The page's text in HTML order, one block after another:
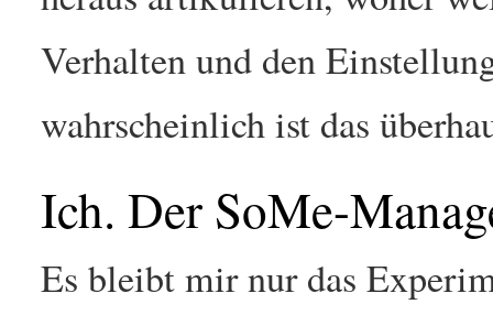
Verhalten und den
wahrscheinlich ist das
Ich. Der SoMe-
Es bleibt mir nur das